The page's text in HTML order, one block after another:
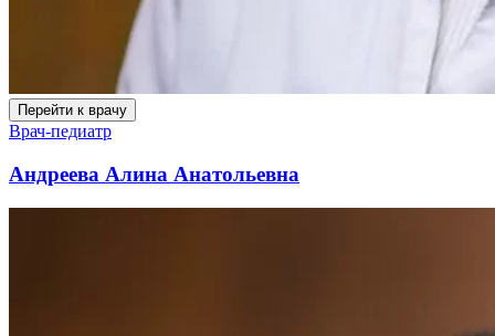
Перейти к врачу
Врач-педиатр
Андреева Алина Анатольевна